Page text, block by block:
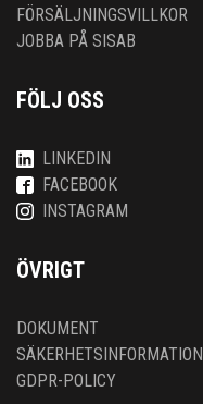
FÖRSÄLJNINGSVILLKOR
JOBBA PÅ SISAB
FÖLJ OSS
LINKEDIN
FACEBOOK
INSTAGRAM
ÖVRIGT
DOKUMENT
SÄKERHETSINFORMATION
GDPR-POLICY